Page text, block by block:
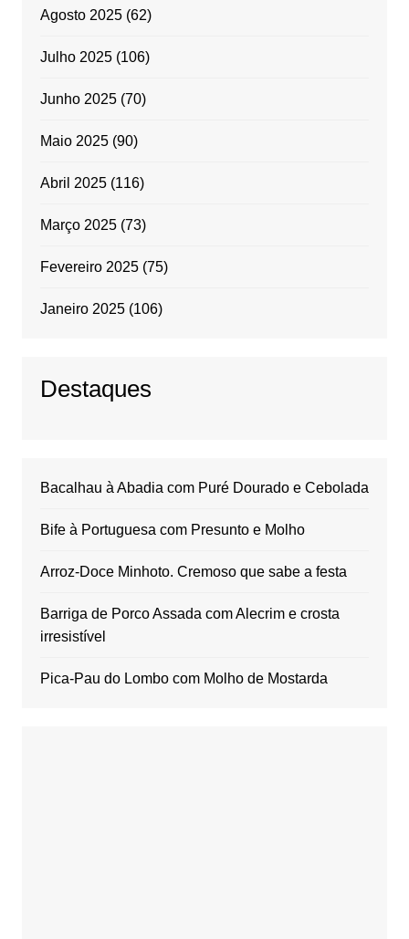
Agosto 2025(62)
Julho 2025(106)
Junho 2025(70)
Maio 2025(90)
Abril 2025(116)
Março 2025(73)
Fevereiro 2025(75)
Janeiro 2025(106)
Destaques
Bacalhau à Abadia com Puré Dourado e Cebolada
Bife à Portuguesa com Presunto e Molho
Arroz-Doce Minhoto. Cremoso que sabe a festa
Barriga de Porco Assada com Alecrim e crosta
irresistível
Pica-Pau do Lombo com Molho de Mostarda